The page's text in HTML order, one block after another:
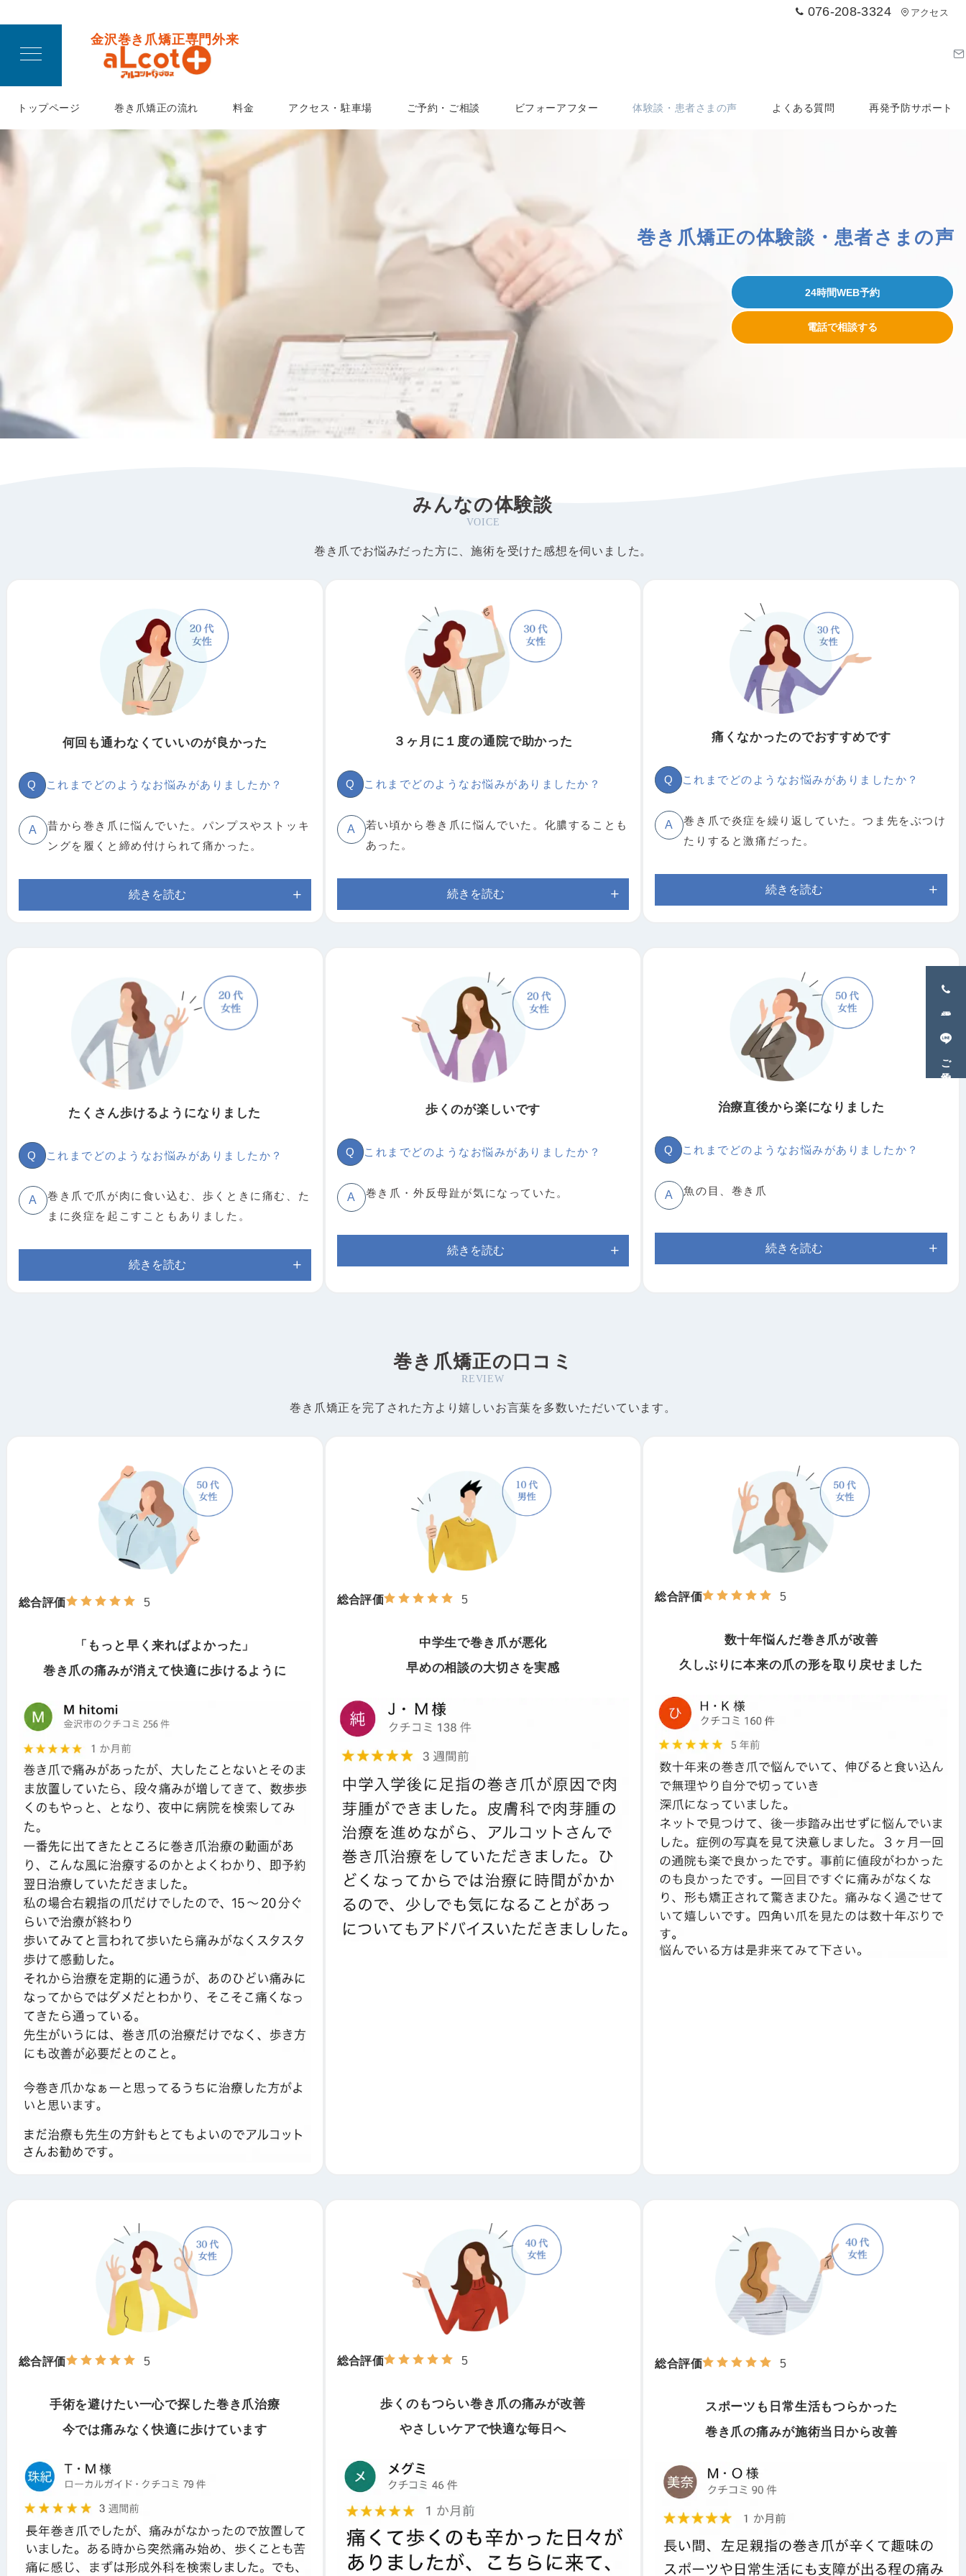
076-208-3324 アクセス
金沢巻き爪矯正専門外来
トップページ 巻き爪矯正の流れ 料金 アクセス・駐車場 ご予約・ご相談 ビフォーアフター 体験談・患者さまの声 よくある質問 再発予防サポート
巻き爪矯正の体験談 ・患者さまの声
24時間WEB予約
電話で相談する
みんなの体験談
VOICE
巻き爪でお悩みだった方に、施術を受けた感想を伺いました。
何回も通わなくていいのが良かった
Q これまでどのようなお悩みがありましたか？
A
昔から巻き爪に悩んでいた。パンプスやストッキ
ングを履くと締め付けられて痛かった。
続きを読む
治療後すぐに痛くなくなった！！
メッセージをお願いします。
何回も通わなくていいのがよかった。
３ヶ月に１度の通院で助かった
Q これまでどのようなお悩みがありましたか？
A
若い頃から巻き爪に悩んでいた。化膿することも
あった。
続きを読む
１回目ですぐに楽になった。
メッセージをお願いします。
県外在住のため、３ヶ月に１度の通院でいいとの
ことで助かった。
痛くなかったのでおすすめです
Q これまでどのようなお悩みがありましたか？
A 巻き爪で炎症を繰り返していた。つま先をぶつけ
たりすると激痛だった。
続きを読む
治療を受けた日から痛みがなくなった。形もキレ
メッセージをお願いします。
ったです。
たくさん歩けるようになりました
Q これまでどのようなお悩みがありましたか？
A
巻き爪で爪が肉に食い込む、歩くときに痛む、た
まに炎症を起こすこともありました。
続きを読む
施術を受けてから痛くなったことがないので、来
メッセージをお願いします。
あまり巻き爪専門でやっていただける場所がない
たので、もし機会があれば悩みが改善できます。
来るべきだと思います。
歩くのが楽しいです
Q これまでどのようなお悩みがありましたか？
A 巻き爪・外反母趾が気になっていた。
続きを読む
爪が平たくなった。
Q メッセージをお願いします。
治療直後から楽になりました
Q これまでどのようなお悩みがありましたか？
A 魚の目、巻き爪
続きを読む
Q
巻き爪矯正の口コミ
REVIEW
巻き爪矯正を完了された方より嬉しいお言葉を多数いただいています。
総合評価 5
「もっと早く来ればよかった」
巻き爪の痛みが消えて快適に歩けるように
総合評価 5
中学生で巻き爪が悪化
早めの相談の大切さを実感
総合評価 5
数十年悩んだ巻き爪が改善
久しぶりに本来の爪の形を取り戻せました
総合評価 5
手術を避けたい一心で探した巻き爪治療
今では痛みなく快適に歩けています
総合評価 5
歩くのもつらい巻き爪の痛みが改善
やさしいケアで快適な毎日へ
総合評価 5
スポーツも日常生活もつらかった
巻き爪の痛みが施術当日から改善
ご予約